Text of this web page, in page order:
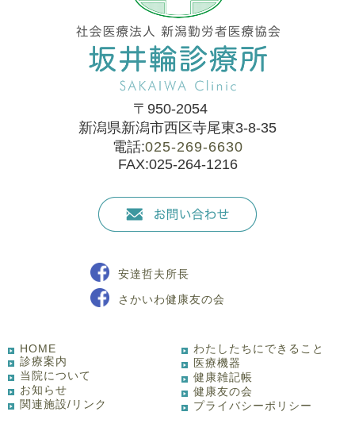
〒950-2054
新潟県新潟市西区寺尾東3-8-35
電話:025-269-6630
FAX:025-264-1216
安達哲夫所長
さかいわ健康友の会
HOME
診療案内
当院について
お知らせ
関連施設/リンク
わたしたちにできること
医療機器
健康雑記帳
健康友の会
プライバシーポリシー